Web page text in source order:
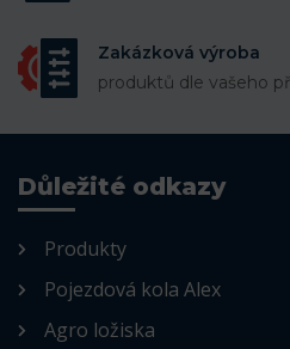
Zakázková výroba
produktů dle vašeho
Důležité odkazy
Produkty
Pojezdová kola Alex
Agro ložiska